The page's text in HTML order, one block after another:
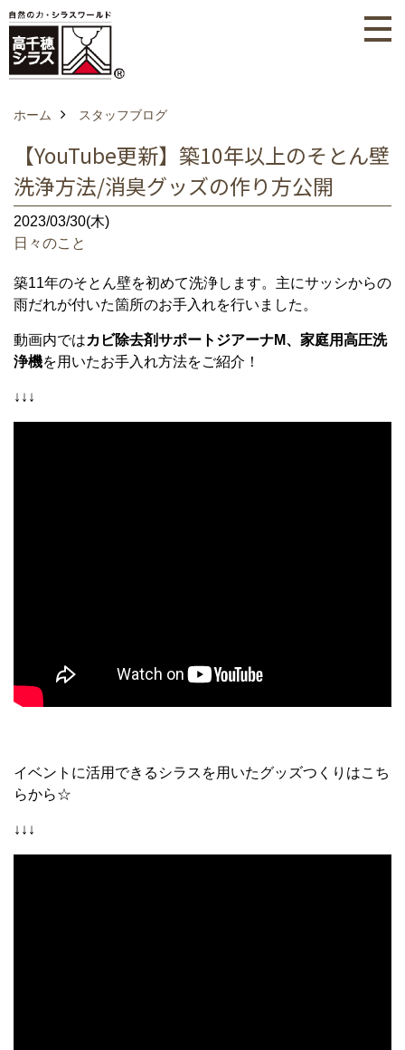
ホーム スタッフブログ
【YouTube更新】築10年以上のそとん壁
洗浄方法/消臭グッズの作り方公開
2023/03/30(木)
日々のこと
築11年のそとん壁を初めて洗浄します。主にサッシからの
雨だれが付いた箇所のお手入れを行いました。
動画内ではカビ除去剤サポートジアーナM、家庭用高圧洗
浄機を用いたお手入れ方法をご紹介！
↓↓↓
イベントに活用できるシラスを用いたグッズつくりはこち
らから☆
↓↓↓